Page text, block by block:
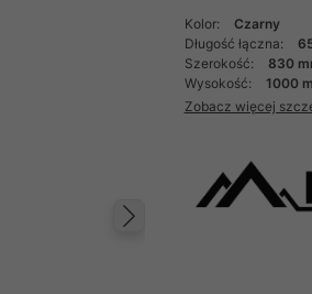
Kolor:
Czarny
Długość łączna:
Szerokość:
830
Wysokość:
1000
Zobacz więcej